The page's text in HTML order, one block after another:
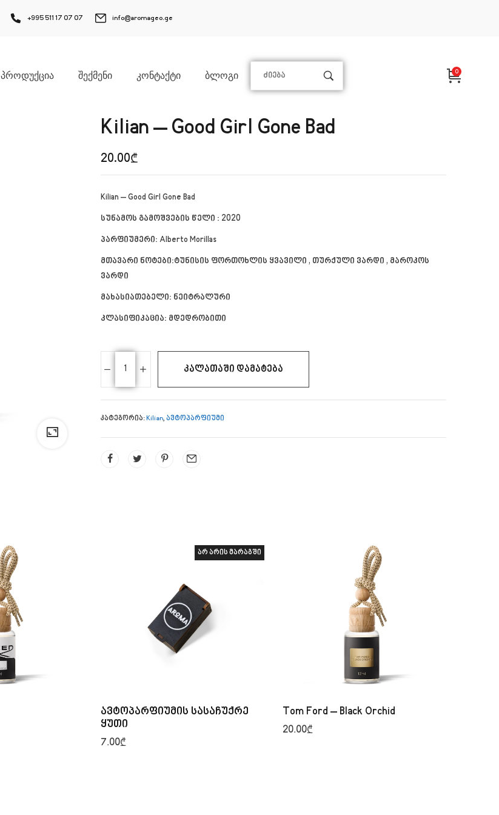
+995 511 17 07 07 info@aromageo.ge
ᲞᲠᲝᲓᲣᲥᲪᲘᲐ ᲨᲔᲥᲛᲔᲜᲘ ᲙᲝᲜᲢᲐᲥᲢᲘ ᲑᲚᲝᲒᲘ 0
Kilian – Good Girl Gone Bad
20.00₾
Kilian – Good Girl Gone Bad
სუნამოს გამოშვების წელი : 2020
პარფიუმერი: Alberto Morillas
მთავარი ნოტები:ტუნისის ფორთოხლის ყვავილი , თურქული ვარდი , მაროკოს
ვარდი
მახასიათებელი: ნეიტრალური
კლასიფიკაცია: მდედრობითი
ᲙᲐᲚᲐᲗᲐᲨᲘ ᲓᲐᲛᲐᲢᲔᲑᲐ
კატეგორია:Kilian, ავტოპარფიუმი
არ არის მარაგში
ავტოპარფიუმის სასაჩუქრე
ყუთი
7.00₾
Tom Ford – Black Orchid
20.00₾